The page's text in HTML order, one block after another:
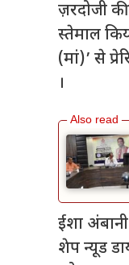
ज़रदोजी
स्तेमाल
(मां)’ से
।
ईशा
शेप न्यूड